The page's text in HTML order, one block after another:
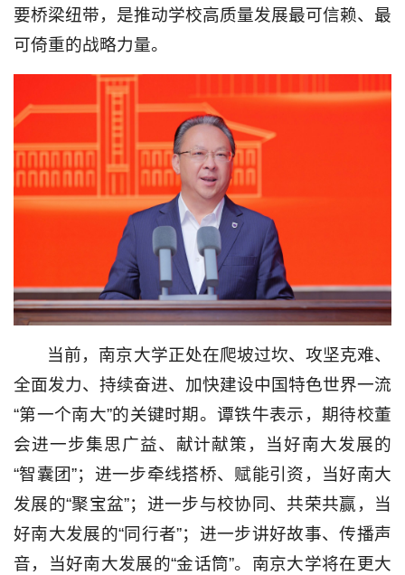
要桥梁纽带，是推动学校高质量发展最可信赖、最
可倚重的战略力量。
当前，南京大学正处在爬坡过坎、攻坚克难、
全面发力、持续奋进、加快建设中国特色世界一流
“第一个南大”的关键时期。谭铁牛表示，期待校董
会进一步集思广益、献计献策，当好南大发展的
“智囊团”；进一步牵线搭桥、赋能引资，当好南大
发展的“聚宝盆”；进一步与校协同、共荣共赢，当
好南大发展的“同行者”；进一步讲好故事、传播声
音，当好南大发展的“金话筒”。南京大学将在更大